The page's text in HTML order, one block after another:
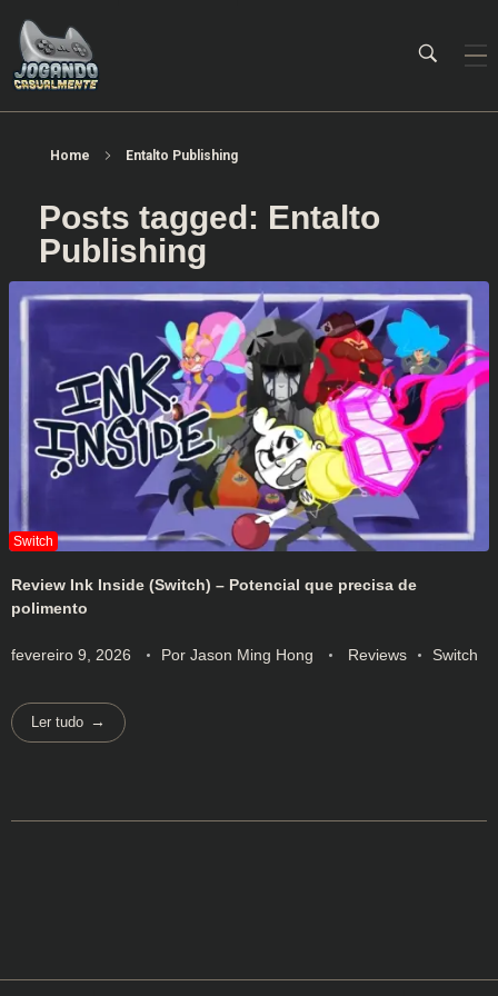
Home Entalto Publishing
Posts tagged: Entalto
Publishing
Review Ink Inside (Switch) – Potencial que precisa de
polimento
fevereiro 9, 2026 Por Jason Ming Hong Reviews Switch
Ler tudo